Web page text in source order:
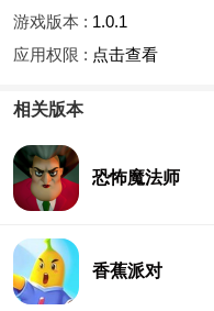
游戏版本 : 1.0.1
应用权限 : 点击查看
相关版本
恐怖魔法师
香蕉派对